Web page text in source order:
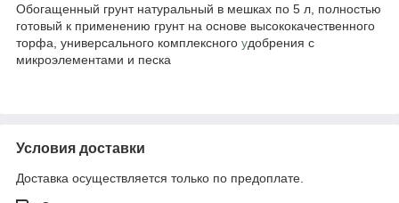
Обогащенный грунт натуральный в мешках по 5 л, полностью
готовый к применению грунт на основе высококачественного
торфа, универсального комплексного удобрения с
микроэлементами и песка
Условия доставки
Доставка осуществляется только по предоплате.